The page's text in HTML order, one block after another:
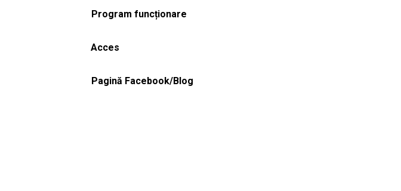
Program funcționare
Acces
Pagină Facebook/Blog